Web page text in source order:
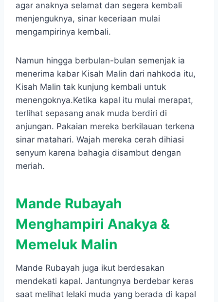
agar anaknya selamat dan segera kembali
menjenguknya, sinar keceriaan mulai
mengampirinya kembali.
Namun hingga berbulan-bulan semenjak ia
menerima kabar Kisah Malin dari nahkoda itu,
Kisah Malin tak kunjung kembali untuk
menengoknya.Ketika kapal itu mulai merapat,
terlihat sepasang anak muda berdiri di
anjungan. Pakaian mereka berkilauan terkena
sinar matahari. Wajah mereka cerah dihiasi
senyum karena bahagia disambut dengan
meriah.
Mande Rubayah
Menghampiri Anakya &
Memeluk Malin
Mande Rubayah juga ikut berdesakan
mendekati kapal. Jantungnya berdebar keras
saat melihat lelaki muda yang berada di kapal